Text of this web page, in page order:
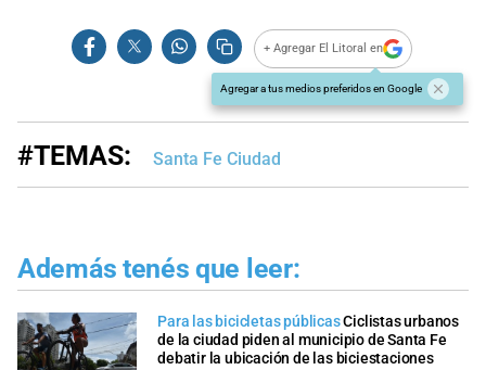
+ Agregar El Litoral en
Agregar a tus medios preferidos en Google
#TEMAS: Santa Fe Ciudad
Además tenés que leer:
Para las bicicletas públicasCiclistas urbanos
de la ciudad piden al municipio de Santa Fe
debatir la ubicación de las biciestaciones